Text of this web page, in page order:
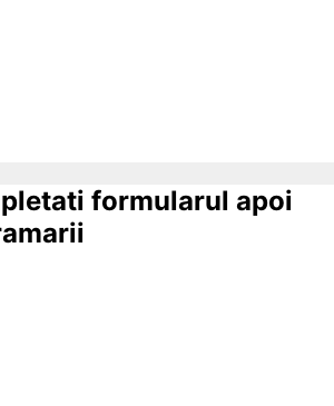
formularul apoi